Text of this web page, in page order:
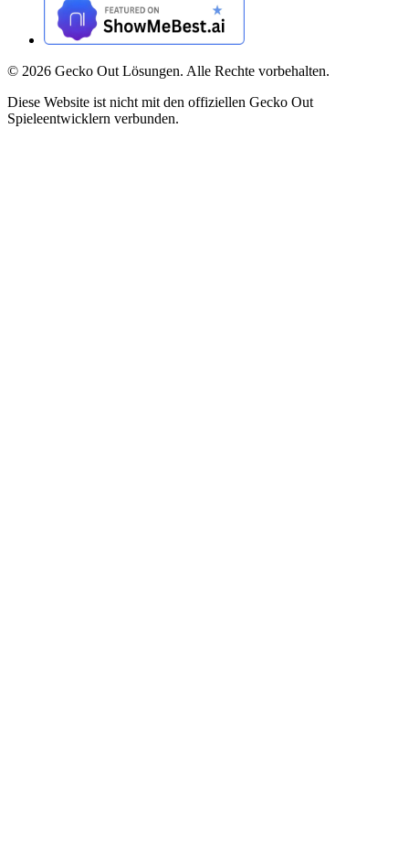
© 2026 Gecko Out Lösungen. Alle Rechte vorbehalten.
Diese Website ist nicht mit den offiziellen Gecko Out
Spieleentwicklern verbunden.